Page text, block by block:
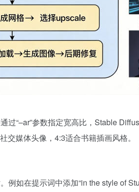
“–ar”参数指定宽高比，Stable
媒体头像，4:3适合书籍插画风格。
如在提示词中添加“in the style of